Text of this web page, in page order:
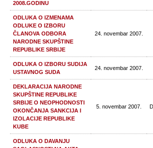
2008.GODINU
ODLUKA O IZMENAMA
ODLUKE O IZBORU
ČLANOVA ODBORA
NARODNE SKUPŠTINE
REPUBLIKE SRBIJE
24. novembar 2007.
ODLUKA O IZBORU SUDIJA
USTAVNOG SUDA
24. novembar 2007.
DEKLARACIJA NARODNE
SKUPŠTINE REPUBLIKE
SRBIJE O NEOPHODNOSTI
OKONČANJA SANKCIJA I
IZOLACIJE REPUBLIKE
KUBE
5. novembar 2007.
ODLUKA O DAVANJU